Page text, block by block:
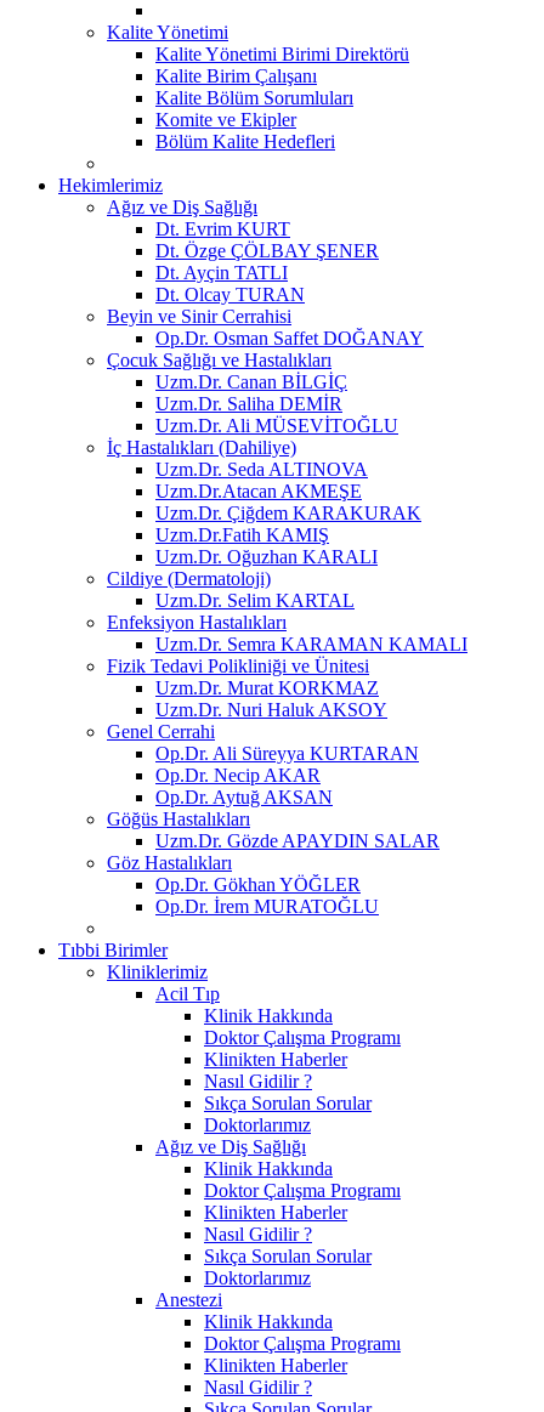
Kalite Yönetimi
Kalite Yönetimi Birimi Direktörü
Kalite Birim Çalışanı
Kalite Bölüm Sorumluları
Komite ve Ekipler
Bölüm Kalite Hedefleri
Hekimlerimiz
Ağız ve Diş Sağlığı
Dt. Evrim KURT
Dt. Özge ÇÖLBAY ŞENER
Dt. Ayçin TATLI
Dt. Olcay TURAN
Beyin ve Sinir Cerrahisi
Op.Dr. Osman Saffet DOĞANAY
Çocuk Sağlığı ve Hastalıkları
Uzm.Dr. Canan BİLGİÇ
Uzm.Dr. Saliha DEMİR
Uzm.Dr. Ali MÜSEVİTOĞLU
İç Hastalıkları (Dahiliye)
Uzm.Dr. Seda ALTINOVA
Uzm.Dr.Atacan AKMEŞE
Uzm.Dr. Çiğdem KARAKURAK
Uzm.Dr.Fatih KAMIŞ
Uzm.Dr. Oğuzhan KARALI
Cildiye (Dermatoloji)
Uzm.Dr. Selim KARTAL
Enfeksiyon Hastalıkları
Uzm.Dr. Semra KARAMAN KAMALI
Fizik Tedavi Polikliniği ve Ünitesi
Uzm.Dr. Murat KORKMAZ
Uzm.Dr. Nuri Haluk AKSOY
Genel Cerrahi
Op.Dr. Ali Süreyya KURTARAN
Op.Dr. Necip AKAR
Op.Dr. Aytuğ AKSAN
Göğüs Hastalıkları
Uzm.Dr. Gözde APAYDIN SALAR
Göz Hastalıkları
Op.Dr. Gökhan YÖĞLER
Op.Dr. İrem MURATOĞLU
Tıbbi Birimler
Kliniklerimiz
Acil Tıp
Klinik Hakkında
Doktor Çalışma Programı
Klinikten Haberler
Nasıl Gidilir ?
Sıkça Sorulan Sorular
Doktorlarımız
Ağız ve Diş Sağlığı
Klinik Hakkında
Doktor Çalışma Programı
Klinikten Haberler
Nasıl Gidilir ?
Sıkça Sorulan Sorular
Doktorlarımız
Anestezi
Klinik Hakkında
Doktor Çalışma Programı
Klinikten Haberler
Nasıl Gidilir ?